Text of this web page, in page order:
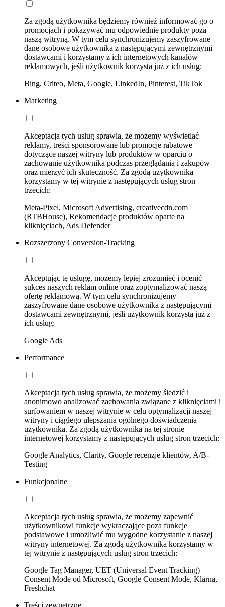
Za zgodą użytkownika będziemy również informować go o
promocjach i pokazywać mu odpowiednie produkty poza
naszą witryną. W tym celu synchronizujemy zaszyfrowane
dane osobowe użytkownika z następującymi zewnętrznymi
dostawcami i korzystamy z ich internetowych kanałów
reklamowych, jeśli użytkownik korzysta już z ich usług:
Bing, Criteo, Meta, Google, LinkedIn, Pinterest, TikTok
Marketing
Akceptacja tych usług sprawia, że możemy wyświetlać
reklamy, treści sponsorowane lub promocje rabatowe
dotyczące naszej witryny lub produktów w oparciu o
zachowanie użytkownika podczas przeglądania i zakupów
oraz mierzyć ich skuteczność. Za zgodą użytkownika
korzystamy w tej witrynie z następujących usług stron
trzecich:
Meta-Pixel, Microsoft Advertising, creativecdn.com
(RTBHouse), Rekomendacje produktów oparte na
kliknięciach, Ads Defender
Rozszerzony Conversion-Tracking
Akceptując tę usługę, możemy lepiej zrozumieć i ocenić
sukces naszych reklam online oraz zoptymalizować naszą
ofertę reklamową. W tym celu synchronizujemy
zaszyfrowane dane osobowe użytkownika z następującymi
dostawcami zewnętrznymi, jeśli użytkownik korzysta już z
ich usług:
Google Ads
Performance
Akceptacja tych usług sprawia, że możemy śledzić i
anonimowo analizować zachowania związane z kliknięciami i
surfowaniem w naszej witrynie w celu optymalizacji naszej
witryny i ciągłego ulepszania ogólnego doświadczenia
użytkownika. Za zgodą użytkownika na tej stronie
internetowej korzystamy z następujących usług stron trzecich:
Google Analytics, Clarity, Google recenzje klientów, A/B-
Testing
Funkcjonalne
Akceptacja tych usług sprawia, że możemy zapewnić
użytkownikowi funkcje wykraczające poza funkcje
podstawowe i umożliwić mu wygodne korzystanie z naszej
witryny internetowej. Za zgodą użytkownika korzystamy w
tej witrynie z następujących usług stron trzecich:
Google Tag Manager, UET (Universal Event Tracking)
Consent Mode od Microsoft, Google Consent Mode, Klarna,
Freshchat
Treści zewnętrzne